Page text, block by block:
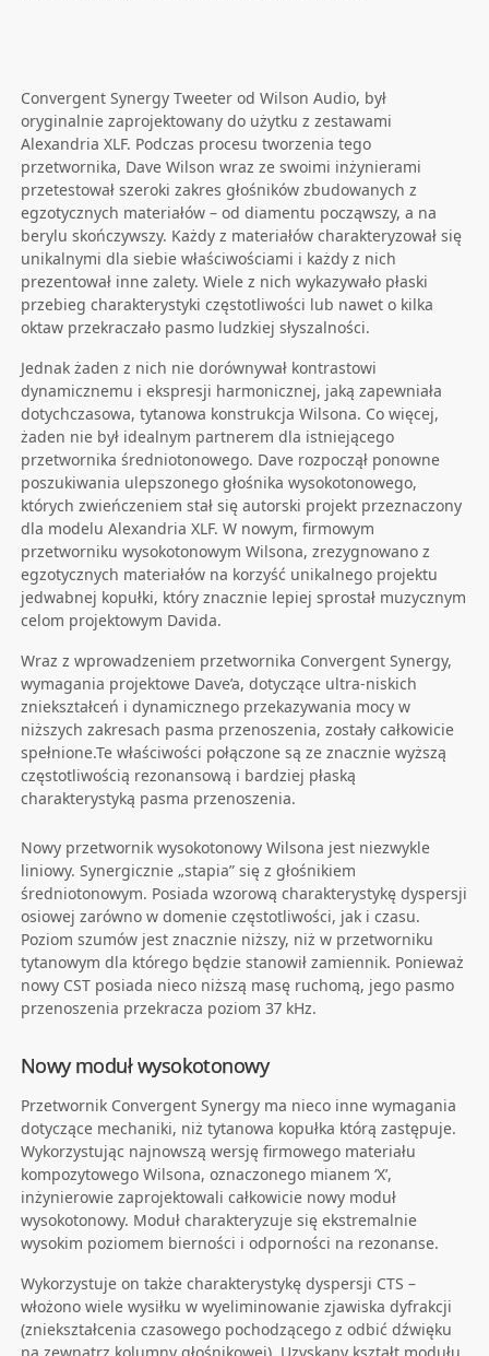
Convergent Synergy Tweeter od Wilson Audio, był
oryginalnie zaprojektowany do użytku z zestawami
Alexandria XLF. Podczas procesu tworzenia tego
przetwornika, Dave Wilson wraz ze swoimi inżynierami
przetestował szeroki zakres głośników zbudowanych z
egzotycznych materiałów – od diamentu począwszy, a na
berylu skończywszy. Każdy z materiałów charakteryzował się
unikalnymi dla siebie właściwościami i każdy z nich
prezentował inne zalety. Wiele z nich wykazywało płaski
przebieg charakterystyki częstotliwości lub nawet o kilka
oktaw przekraczało pasmo ludzkiej słyszalności.
Jednak żaden z nich nie dorównywał kontrastowi
dynamicznemu i ekspresji harmonicznej, jaką zapewniała
dotychczasowa, tytanowa konstrukcja Wilsona. Co więcej,
żaden nie był idealnym partnerem dla istniejącego
przetwornika średniotonowego. Dave rozpoczął ponowne
poszukiwania ulepszonego głośnika wysokotonowego,
których zwieńczeniem stał się autorski projekt przeznaczony
dla modelu Alexandria XLF. W nowym, firmowym
przetworniku wysokotonowym Wilsona, zrezygnowano z
egzotycznych materiałów na korzyść unikalnego projektu
jedwabnej kopułki, który znacznie lepiej sprostał muzycznym
celom projektowym Davida.
Wraz z wprowadzeniem przetwornika Convergent Synergy,
wymagania projektowe Dave’a, dotyczące ultra-niskich
zniekształceń i dynamicznego przekazywania mocy w
niższych zakresach pasma przenoszenia, zostały całkowicie
spełnione.Te właściwości połączone są ze znacznie wyższą
częstotliwością rezonansową i bardziej płaską
charakterystyką pasma przenoszenia.
Nowy przetwornik wysokotonowy Wilsona jest niezwykle
liniowy. Synergicznie „stapia” się z głośnikiem
średniotonowym. Posiada wzorową charakterystykę dyspersji
osiowej zarówno w domenie częstotliwości, jak i czasu.
Poziom szumów jest znacznie niższy, niż w przetworniku
tytanowym dla którego będzie stanowił zamiennik. Ponieważ
nowy CST posiada nieco niższą masę ruchomą, jego pasmo
przenoszenia przekracza poziom 37 kHz.
Nowy moduł wysokotonowy
Przetwornik Convergent Synergy ma nieco inne wymagania
dotyczące mechaniki, niż tytanowa kopułka którą zastępuje.
Wykorzystując najnowszą wersję firmowego materiału
kompozytowego Wilsona, oznaczonego mianem ‘X’,
inżynierowie zaprojektowali całkowicie nowy moduł
wysokotonowy. Moduł charakteryzuje się ekstremalnie
wysokim poziomem bierności i odporności na rezonanse.
Wykorzystuje on także charakterystykę dyspersji CTS –
włożono wiele wysiłku w wyeliminowanie zjawiska dyfrakcji
(zniekształcenia czasowego pochodzącego z odbić dźwięku
na zewnątrz kolumny głośnikowej). Uzyskany kształt modułu